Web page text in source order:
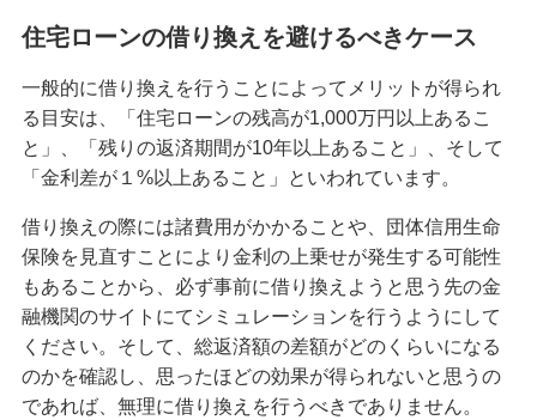
住宅ローンの借り換えを避けるべきケース
一般的に借り換えを行うことによってメリットが得られ
る目安は、「住宅ローンの残高が1,000万円以上あるこ
と」、「残りの返済期間が10年以上あること」、そして
「金利差が１%以上あること」といわれています。
借り換えの際には諸費用がかかることや、団体信用生命
保険を見直すことにより金利の上乗せが発生する可能性
もあることから、必ず事前に借り換えようと思う先の金
融機関のサイトにてシミュレーションを行うようにして
ください。そして、総返済額の差額がどのくらいになる
のかを確認し、思ったほどの効果が得られないと思うの
であれば、無理に借り換えを行うべきでありません。